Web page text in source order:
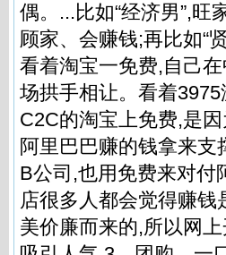
偶。...比如“经济男”,
顾家、会赚钱;再比如“
看着淘宝一免费,自己
场拱手相让。看着
C2C的淘宝上免费,是
阿里巴巴赚的钱拿来
B公司,也用免费来对付
店很多人都会觉得赚
美价廉而来的,所以网